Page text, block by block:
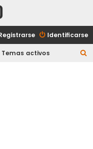
Identificarse
Temas activos